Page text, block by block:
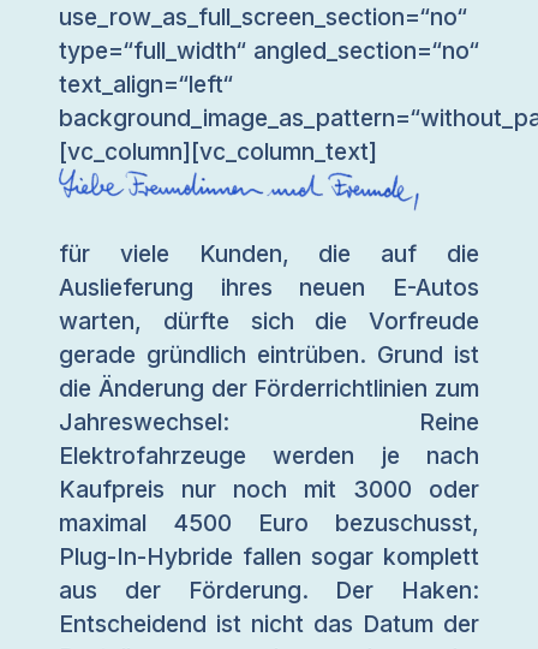
use_row_as_full_screen_section=“no“
type=“full_width“ angled_section=“no“
text_align=“left“
[vc_column][vc_column_text]
für viele Kunden, die auf die
Auslieferung ihres neuen E-Autos
warten, dürfte sich die Vorfreude
gerade gründlich eintrüben. Grund ist
die Änderung der Förderrichtlinien zum
Jahreswechsel: Reine
Elektrofahrzeuge werden je nach
Kaufpreis nur noch mit 3000 oder
maximal 4500 Euro bezuschusst,
Plug-In-Hybride fallen sogar komplett
aus der Förderung. Der Haken:
Entscheidend ist nicht das Datum der